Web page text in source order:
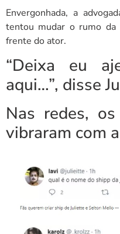
Envergonhada, a
tentou mudar o rumo da
frente do ator.
“Deixa eu
aqui…”, disse
Nas redes,
vibraram com